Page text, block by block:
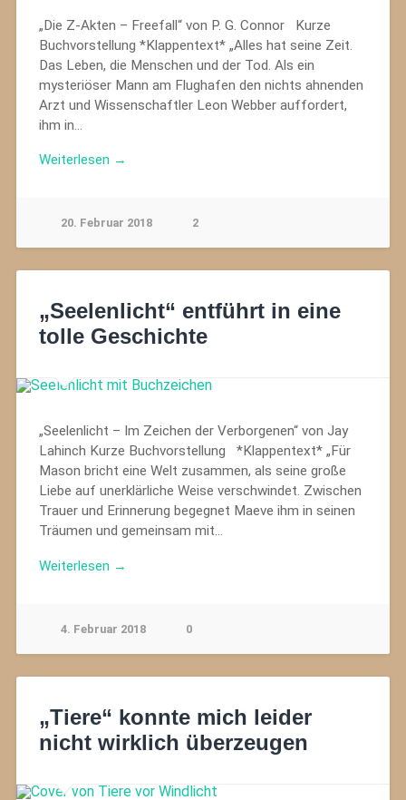
„Die Z-Akten – Freefall“ von P. G. Connor Kurze
Buchvorstellung *Klappentext* „Alles hat seine Zeit.
Das Leben, die Menschen und der Tod. Als ein
mysteriöser Mann am Flughafen den nichts ahnenden
Arzt und Wissenschaftler Leon Webber auffordert,
ihm in…
Weiterlesen →
20. Februar 2018 2
„Seelenlicht“ entführt in eine
tolle Geschichte
„Seelenlicht – Im Zeichen der Verborgenen“ von Jay
Lahinch Kurze Buchvorstellung *Klappentext* „Für
Mason bricht eine Welt zusammen, als seine große
Liebe auf unerklärliche Weise verschwindet. Zwischen
Trauer und Erinnerung begegnet Maeve ihm in seinen
Träumen und gemeinsam mit…
Weiterlesen →
4. Februar 2018 0
„Tiere“ konnte mich leider
nicht wirklich überzeugen